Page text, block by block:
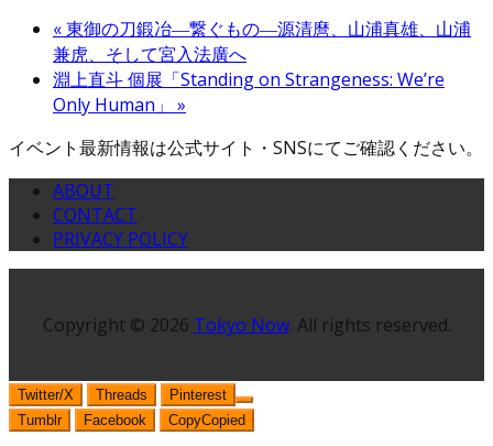
«東御の刀鍛冶―繋ぐもの―源清麿、山浦真雄、山浦
兼虎、そして宮入法廣へ
淵上直斗 個展「Standing on Strangeness: We’re
Only Human」 »
イベント最新情報は公式サイト・SNSにてご確認ください。
ABOUT
CONTACT
PRIVACY POLICY
Copyright © 2026 Tokyo Now. All rights reserved.
Twitter/X Threads
Pinterest
Tumblr
Facebook CopyCopied